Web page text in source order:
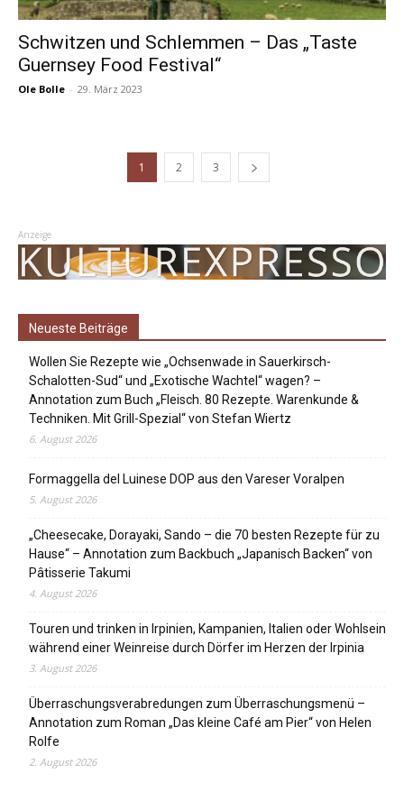
Schwitzen und Schlemmen – Das „Taste
Guernsey Food Festival“
Ole Bolle - 29. März 2023
1 2 3
Anzeige
Neueste Beiträge
Wollen Sie Rezepte wie „Ochsenwade in Sauerkirsch-
Schalotten-Sud“ und „Exotische Wachtel“ wagen? –
Annotation zum Buch „Fleisch. 80 Rezepte. Warenkunde &
Techniken. Mit Grill-Spezial“ von Stefan Wiertz
6. August 2026
Formaggella del Luinese DOP aus den Vareser Voralpen
5. August 2026
„Cheesecake, Dorayaki, Sando – die 70 besten Rezepte für zu
Hause“ – Annotation zum Backbuch „Japanisch Backen“ von
Pâtisserie Takumi
4. August 2026
Touren und trinken in Irpinien, Kampanien, Italien oder Wohlsein
während einer Weinreise durch Dörfer im Herzen der Irpinia
3. August 2026
Überraschungsverabredungen zum Überraschungsmenü –
Annotation zum Roman „Das kleine Café am Pier“ von Helen
Rolfe
2. August 2026